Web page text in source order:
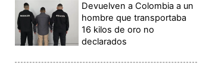
Devuelven a Colombia a un
hombre que transportaba
16 kilos de oro no
declarados